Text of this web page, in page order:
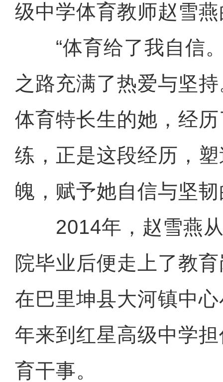
级中学体育教师赵雪
“体育给了我自信。
之路充满了热爱与坚
体育特长生的她，经
练，正是这段经历，
魄，赋予她自信与坚
2014年，赵雪燕从
院毕业后便走上了教
在巴里坤县大河镇中
年来到红星高级中学
育干事。